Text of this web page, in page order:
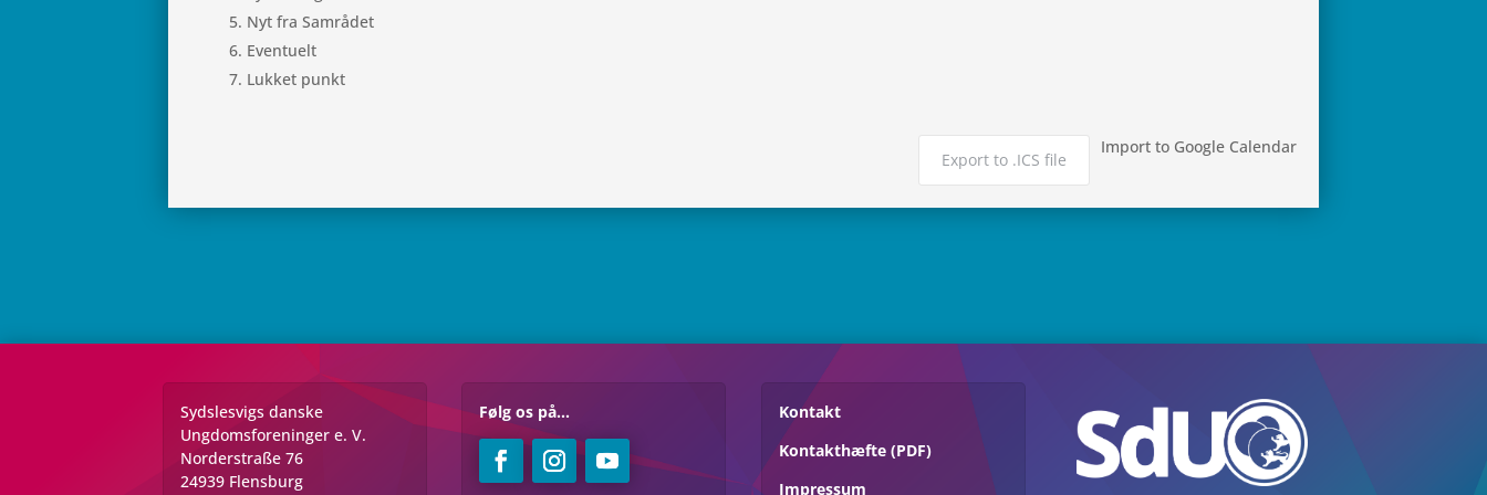
Nyt fra Samrådet
Even­tu­elt
Lukket punkt
Export to .ICS file
Import to Google Calendar
Sydslesvigs danske
Ungdomsforeninger e. V.
Norderstraße 76
24939 Flensburg
Følg os på...
Kontakt
Kontakthæfte (PDF)
Impressum